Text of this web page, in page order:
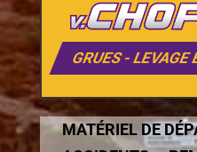
GRUES -
MATÉRIEL DE